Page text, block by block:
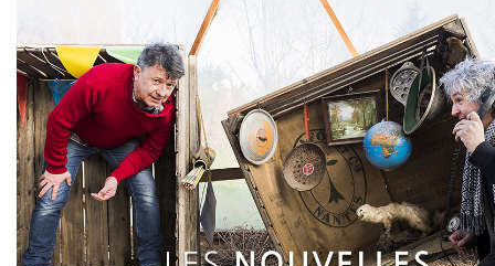
Je découvre